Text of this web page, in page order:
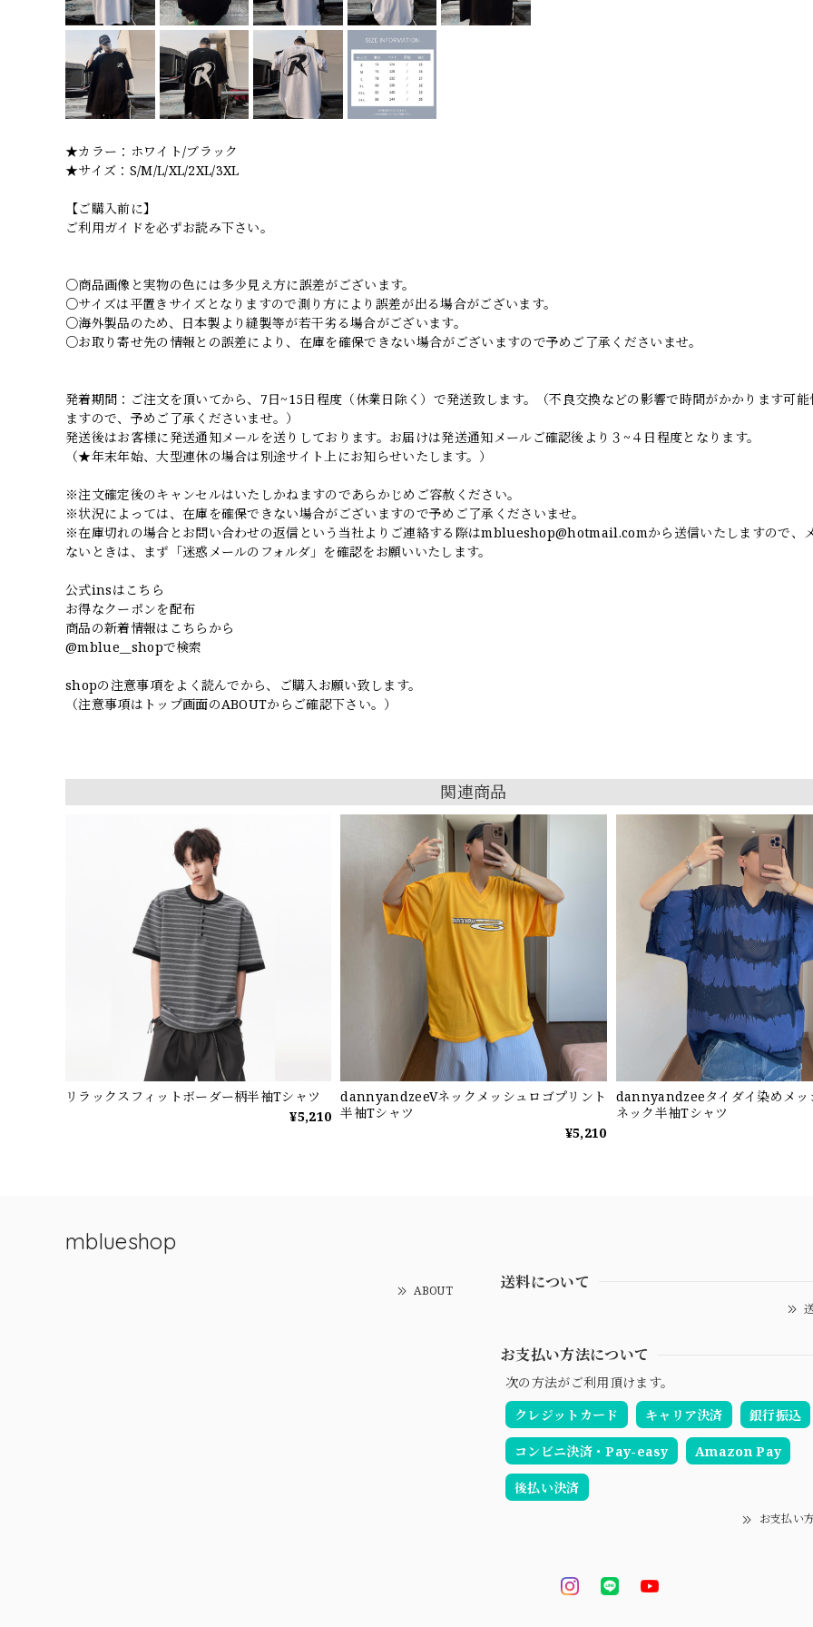
★カラー：ホワイト/ブラック
★サイズ：S/M/L/XL/2XL/3XL
【ご購入前に】
ご利用ガイドを必ずお読み下さい。
○商品画像と実物の色には多少見え方に誤差がございます。
○サイズは平置きサイズとなりますので測り方により誤差が出る場合がございます。
○海外製品のため、日本製より縫製等が若干劣る場合がございます。
○お取り寄せ先の情報との誤差により、在庫を確保できない場合がございますので予めご了承くださいませ。
発着期間：ご注文を頂いてから、7日~15日程度（休業日除く）で発送致します。（不良交換などの影響で時間がかかります可能
ますので、予めご了承くださいませ。）
発送後はお客様に発送通知メールを送りしております。お届けは発送通知メールご確認後より３~４日程度となります。
（★年末年始、大型連休の場合は別途サイト上にお知らせいたします。）
※注文確定後のキャンセルはいたしかねますのであらかじめご容赦ください。
※状況によっては、在庫を確保できない場合がございますので予めご了承くださいませ。
※在庫切れの場合とお問い合わせの返信という当社よりご連絡する際はmblueshop@hotmail.comから送信いたしますので、
ないときは、まず「迷惑メールのフォルダ」を確認をお願いいたします。
公式insはこちら
お得なクーポンを配布
商品の新着情報はこちらから
@mblue__shopで検索
shopの注意事項をよく読んでから、ご購入お願い致します。
（注意事項はトップ画面のABOUTからご確認下さい。）
関連商品
リラックスフィットボーダー柄半袖Tシャツ
¥5,210
dannyandzeeVネックメッシュロゴプリント
半袖Tシャツ
¥5,210
dannyandzeeタイダイ染めメッ
ネック半袖Tシャツ
mblueshop
ABOUT 送料について
お支払い方法について
次の方法がご利用頂けます。
クレジットカード
キャリア決済 銀行振込
コンビニ決済・Pay-easy Amazon Pay
後払い決済
お支払い